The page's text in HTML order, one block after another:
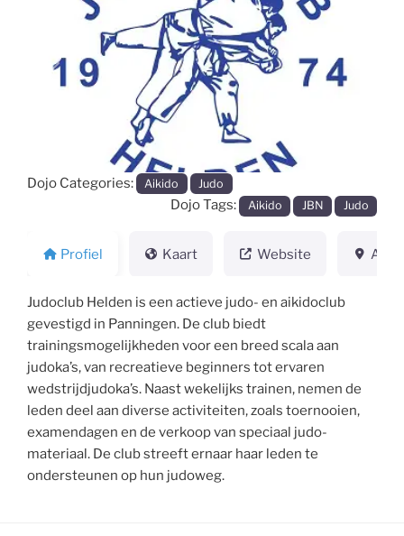
Vorige
Dojo Categories: Aikido Judo
Dojo Tags: Aikido JBN Judo
Profiel Kaart Website
Judoclub Helden is een actieve judo- en aikidoclub
gevestigd in Panningen. De club biedt
trainingsmogelijkheden voor een breed scala aan
judoka’s, van recreatieve beginners tot ervaren
wedstrijdjudoka’s. Naast wekelijks trainen, nemen de
leden deel aan diverse activiteiten, zoals toernooien,
examendagen en de verkoop van speciaal judo-
materiaal. De club streeft ernaar haar leden te
ondersteunen op hun judoweg.